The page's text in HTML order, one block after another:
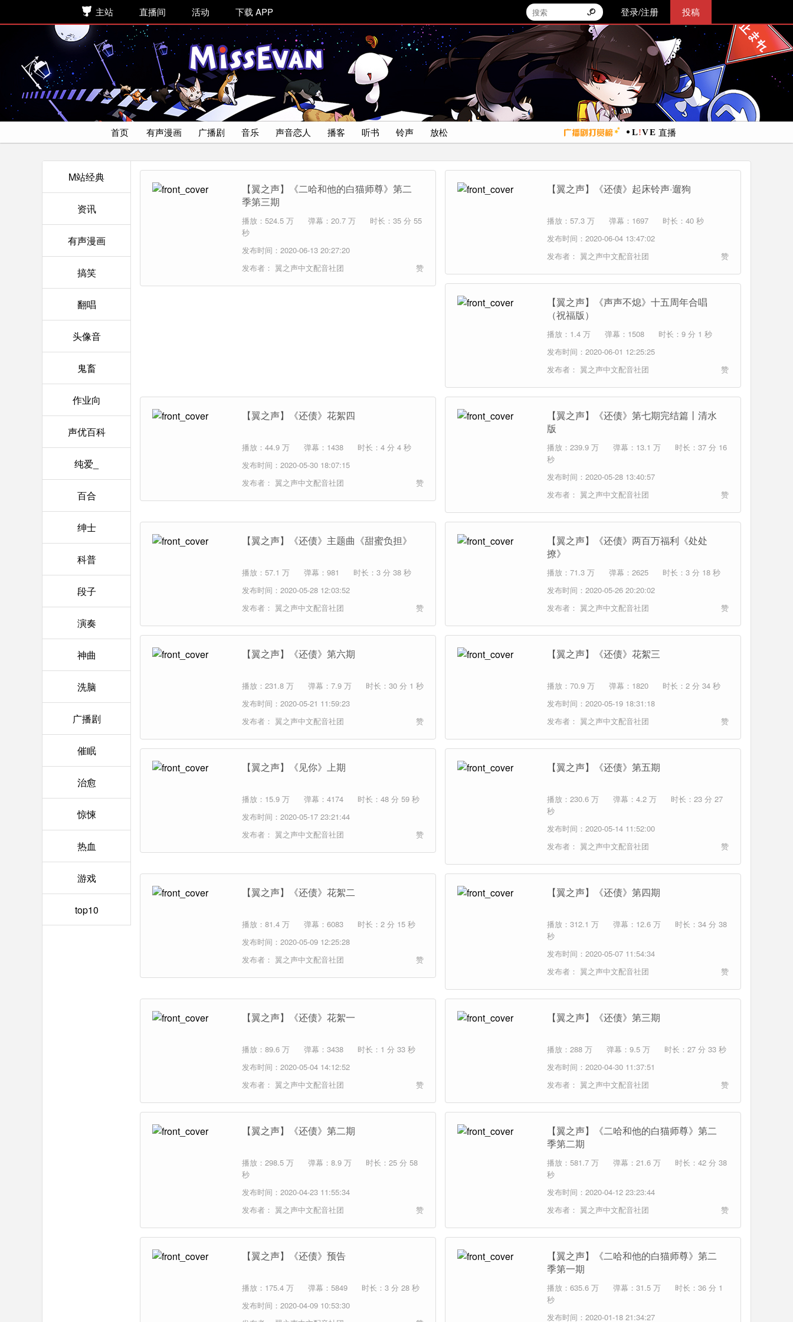
主站 直播间 活动 下载 APP 登录/注册 投稿
首页 有声漫画 广播剧 音乐 声音恋人 播客 听书 铃声 放松 直播
M站经典
资讯
有声漫画
搞笑
翻唱
头像音
鬼畜
作业向
声优百科
纯爱_
百合
绅士
科普
段子
演奏
神曲
洗脑
广播剧
催眠
治愈
惊悚
热血
游戏
top10
【翼之声】《二哈和他的白猫师尊》第二
季第三期
播放：524.5 万 弹幕：20.7 万
时长：35 分 55
秒
发布时间：2020-06-13 20:27:20
发布者： 翼之声中文配音社团 赞
【翼之声】《还债》起床铃声·遛狗
播放：57.3 万 弹幕：1697
时长：40 秒
发布时间：2020-06-04 13:47:02
发布者： 翼之声中文配音社团 赞
【翼之声】《声声不熄》十五周年合唱
（祝福版）
播放：1.4 万 弹幕：1508
时长：9 分 1 秒
发布时间：2020-06-01 12:25:25
发布者： 翼之声中文配音社团 赞
【翼之声】《还债》花絮四
播放：44.9 万 弹幕：1438
时长：4 分 4 秒
发布时间：2020-05-30 18:07:15
发布者： 翼之声中文配音社团 赞
【翼之声】《还债》第七期完结篇丨清水
版
播放：239.9 万 弹幕：13.1 万
时长：37 分 16
秒
发布时间：2020-05-28 13:40:57
发布者： 翼之声中文配音社团 赞
【翼之声】《还债》主题曲《甜蜜负担》
播放：57.1 万 弹幕：981
时长：3 分 38 秒
发布时间：2020-05-28 12:03:52
发布者： 翼之声中文配音社团 赞
【翼之声】《还债》两百万福利《处处
撩》
播放：71.3 万 弹幕：2625
时长：3 分 18 秒
发布时间：2020-05-26 20:20:02
发布者： 翼之声中文配音社团 赞
【翼之声】《还债》第六期
播放：231.8 万 弹幕：7.9 万
时长：30 分 1 秒
发布时间：2020-05-21 11:59:23
发布者： 翼之声中文配音社团 赞
【翼之声】《还债》花絮三
播放：70.9 万 弹幕：1820
时长：2 分 34 秒
发布时间：2020-05-19 18:31:18
发布者： 翼之声中文配音社团 赞
【翼之声】《见你》上期
播放：15.9 万 弹幕：4174
时长：48 分 59 秒
发布时间：2020-05-17 23:21:44
发布者： 翼之声中文配音社团 赞
【翼之声】《还债》第五期
播放：230.6 万 弹幕：4.2 万
时长：23 分 27
秒
发布时间：2020-05-14 11:52:00
发布者： 翼之声中文配音社团 赞
【翼之声】《还债》花絮二
播放：81.4 万 弹幕：6083
时长：2 分 15 秒
发布时间：2020-05-09 12:25:28
发布者： 翼之声中文配音社团 赞
【翼之声】《还债》第四期
播放：312.1 万 弹幕：12.6 万
时长：34 分 38
秒
发布时间：2020-05-07 11:54:34
发布者： 翼之声中文配音社团 赞
【翼之声】《还债》花絮一
播放：89.6 万 弹幕：3438
时长：1 分 33 秒
发布时间：2020-05-04 14:12:52
发布者： 翼之声中文配音社团 赞
【翼之声】《还债》第三期
播放：288 万 弹幕：9.5 万
时长：27 分 33 秒
发布时间：2020-04-30 11:37:51
发布者： 翼之声中文配音社团 赞
【翼之声】《还债》第二期
播放：298.5 万 弹幕：8.9 万
时长：25 分 58
秒
发布时间：2020-04-23 11:55:34
发布者： 翼之声中文配音社团 赞
【翼之声】《二哈和他的白猫师尊》第二
季第二期
播放：581.7 万 弹幕：21.6 万
时长：42 分 38
秒
发布时间：2020-04-12 23:23:44
发布者： 翼之声中文配音社团 赞
【翼之声】《还债》预告
播放：175.4 万 弹幕：5849
时长：3 分 28 秒
发布时间：2020-04-09 10:53:30
【翼之声】《二哈和他的白猫师尊》第二
季第一期
播放：635.6 万 弹幕：31.5 万
时长：36 分 1
秒
发布时间：2020-01-18 21:34:27